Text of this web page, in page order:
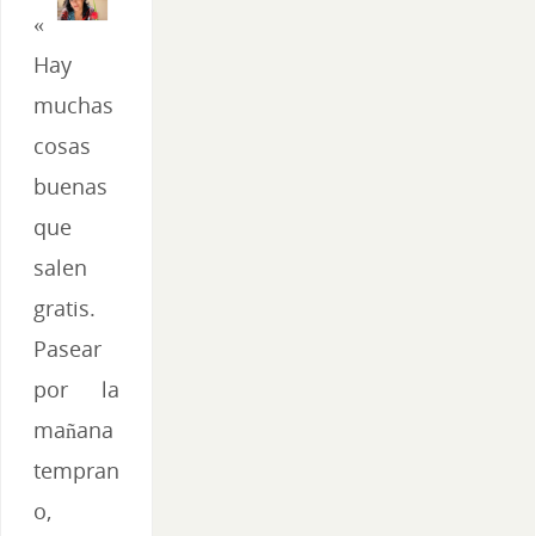
«
Hay
muchas
cosas
buenas
que
salen
gratis.
Pasear
por la
mañana
tempran
o,